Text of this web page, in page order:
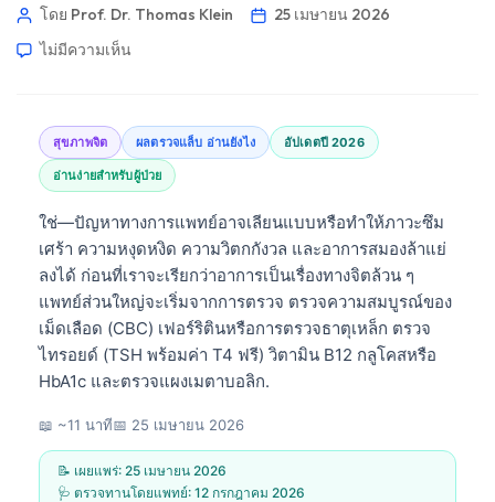
โดย Prof. Dr. Thomas Klein
25 เมษายน 2026
ไม่มีความเห็น
สุขภาพจิต ผลตรวจแล็บ อ่านยังไง อัปเดตปี 2026
อ่านง่ายสำหรับผู้ป่วย
ใช่—ปัญหาทางการแพทย์อาจเลียนแบบหรือทำให้ภาวะซึม
เศร้า ความหงุดหงิด ความวิตกกังวล และอาการสมองล้าแย่
ลงได้ ก่อนที่เราจะเรียกว่าอาการเป็นเรื่องทางจิตล้วน ๆ
แพทย์ส่วนใหญ่จะเริ่มจากการตรวจ ตรวจความสมบูรณ์ของ
เม็ดเลือด (CBC) เฟอร์ริตินหรือการตรวจธาตุเหล็ก ตรวจ
ไทรอยด์ (TSH พร้อมค่า T4 ฟรี) วิตามิน B12 กลูโคสหรือ
HbA1c และตรวจแผงเมตาบอลิก.
📖 ~11 นาที📅 25 เมษายน 2026
📝 เผยแพร่: 25 เมษายน 2026
🩺 ตรวจทานโดยแพทย์: 12 กรกฎาคม 2026